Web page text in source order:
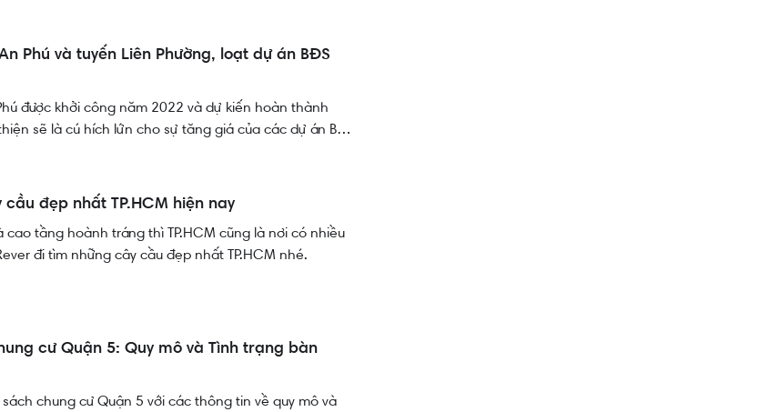
Phú và tuyến Liên Phường, loạt dự án BĐS
được khởi công năm 2022 và dự kiến hoàn thành
sẽ là cú hích lứn cho sự tăng giá của các dự án Bất
Rever tìm hiểu thông tin về nút giao An Phú tại bài
đẹp nhất TP.HCM hiện nay
tầng hoành tráng thì TP.HCM cũng là nơi có nhiều
đi tìm những cây cầu đẹp nhất TP.HCM nhé.
cư Quận 5: Quy mô và Tình trạng bàn
chung cư Quận 5 với các thông tin về quy mô và